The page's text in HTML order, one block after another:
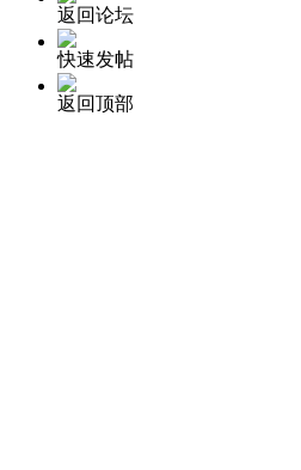
返回论坛
快速发帖
返回顶部